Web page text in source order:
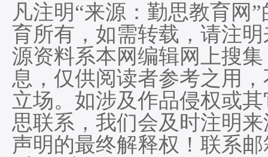
凡注明“来源：勤思教育网
育所有，如需转载，请注
源资料系本网编辑网上搜
息，仅供阅读者参考之用
立场。如涉及作品侵权或
思联系，我们会及时注明
声明的最终解释权！联系邮